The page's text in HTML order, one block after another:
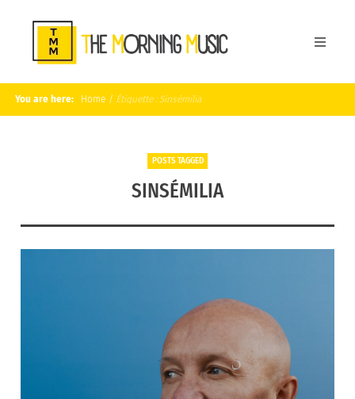
You are here: Home / Étiquette : Sinsémilia
POSTS TAGGED
SINSÉMILIA